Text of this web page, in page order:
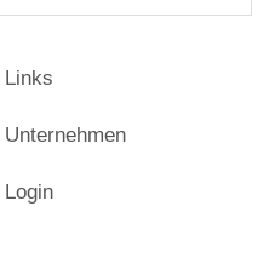
Links
Unternehmen
Login